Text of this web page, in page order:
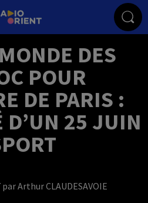
DES
POUR
DE PARIS :
D’UN 25 JUIN
Arthur CLAUDESAVOIE